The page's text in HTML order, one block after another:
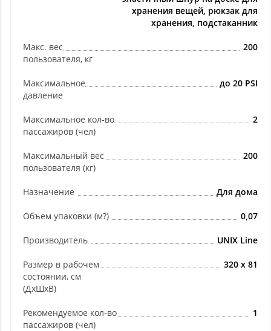
хранения вещей, рюкзак для
хранения, подстаканник
Макс. вес
пользователя, кг
200
Максимальное
давление
до 20 PSI
Максимальное кол-во
пассажиров (чел)
2
Максимальный вес
пользователя (кг)
200
Назначение Для дома
Объем упаковки (м?) 0,07
Производитель UNIX Line
Размер в рабочем
состоянии, см
(ДхШхВ)
320 х 81
Рекомендуемое кол-во
пассажиров (чел)
1